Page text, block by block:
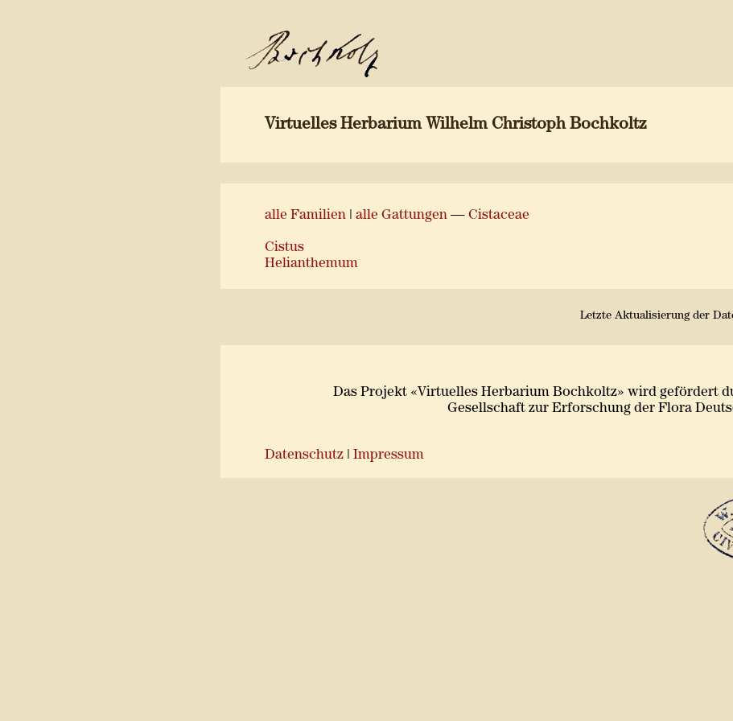
Virtuelles Herbarium Wilhelm Christoph Bochkoltz
alle Familien alle Gattungen — Cistaceae
Cistus
Helianthemum
Letzte Aktualisierung der
Das Projekt «Virtuelles Herbarium Bochkoltz» wird gefördert
Gesellschaft zur Erforschung der Flora
Datenschutz Impressum